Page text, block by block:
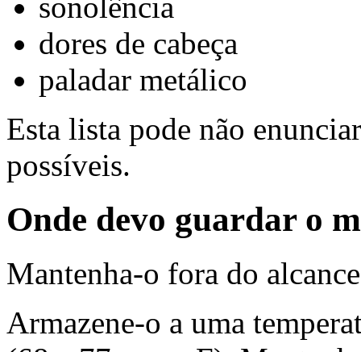
dores de cabeça
paladar metálico
Esta lista pode não
possíveis.
Onde devo guardar o
Mantenha-o fora do
Armazene-o a uma